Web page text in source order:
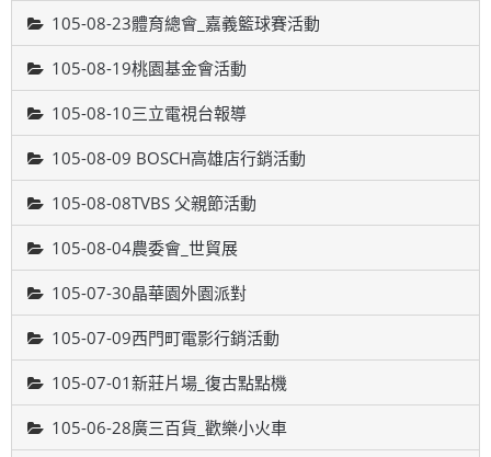
105-08-23體育總會_嘉義籃球賽活動
105-08-19桃園基金會活動
105-08-10三立電視台報導
105-08-09 BOSCH高雄店行銷活動
105-08-08TVBS 父親節活動
105-08-04農委會_世貿展
105-07-30晶華園外園派對
105-07-09西門町電影行銷活動
105-07-01新莊片場_復古點點機
105-06-28廣三百貨_歡樂小火車